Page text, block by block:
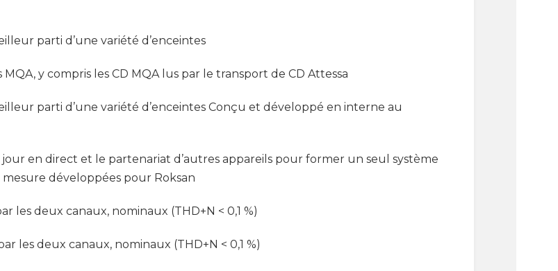
parti d’une variété d’enceintes
y compris les CD MQA lus par le transport de CD Attessa
parti d’une variété d’enceintes Conçu et développé en interne au
en direct et le partenariat d’autres appareils pour former un seul système
développées pour Roksan
les deux canaux, nominaux (THD+N < 0,1 %)
les deux canaux, nominaux (THD+N < 0,1 %)